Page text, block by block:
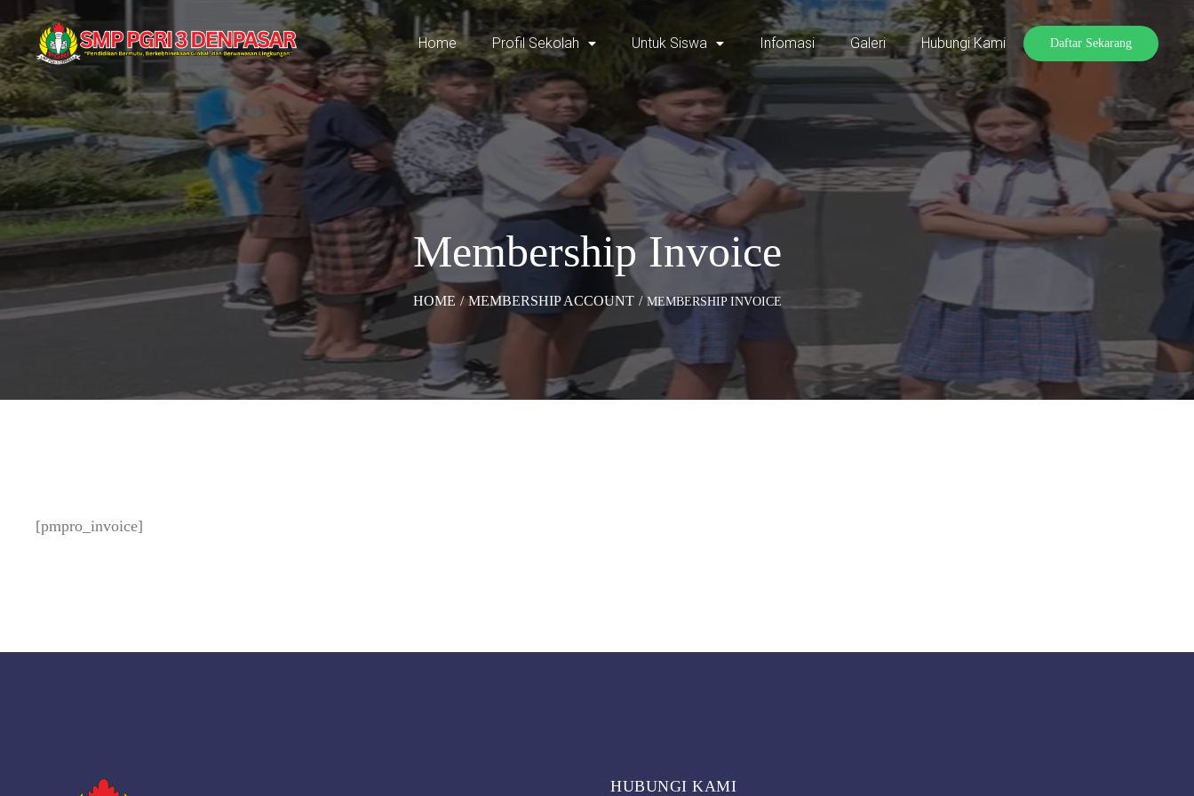
Home Profil Sekolah Untuk Siswa Infomasi Galeri Hubungi Kami Daftar Sekarang
Membership Invoice
HOME / MEMBERSHIP ACCOUNT / MEMBERSHIP INVOICE
[pmpro_invoice]
HUBUNGI KAMI